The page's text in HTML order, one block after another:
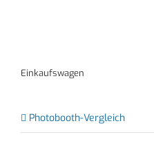
Einkaufswagen
Photobooth-Vergleich